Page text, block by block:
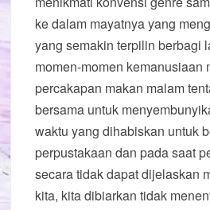
ke dalam mayatnya yang
yang semakin terpilin berbagi
momen-momen kemanusiaan
percakapan makan malam
bersama untuk
waktu yang dihabiskan untuk
perpustakaan dan pada saat
secara tidak dapat dijelaskan
kita, kita dibiarkan tidak